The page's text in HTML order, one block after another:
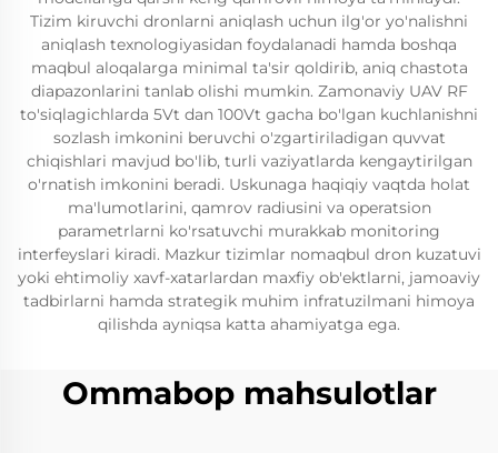
Tizim kiruvchi dronlarni aniqlash uchun ilg'or yo'nalishni
aniqlash texnologiyasidan foydalanadi hamda boshqa
maqbul aloqalarga minimal ta'sir qoldirib, aniq chastota
diapazonlarini tanlab olishi mumkin. Zamonaviy UAV RF
to'siqlagichlarda 5Vt dan 100Vt gacha bo'lgan kuchlanishni
sozlash imkonini beruvchi o'zgartiriladigan quvvat
chiqishlari mavjud bo'lib, turli vaziyatlarda kengaytirilgan
o'rnatish imkonini beradi. Uskunaga haqiqiy vaqtda holat
ma'lumotlarini, qamrov radiusini va operatsion
parametrlarni ko'rsatuvchi murakkab monitoring
interfeyslari kiradi. Mazkur tizimlar nomaqbul dron kuzatuvi
yoki ehtimoliy xavf-xatarlardan maxfiy ob'ektlarni, jamoaviy
tadbirlarni hamda strategik muhim infratuzilmani himoya
qilishda ayniqsa katta ahamiyatga ega.
Ommabop mahsulotlar